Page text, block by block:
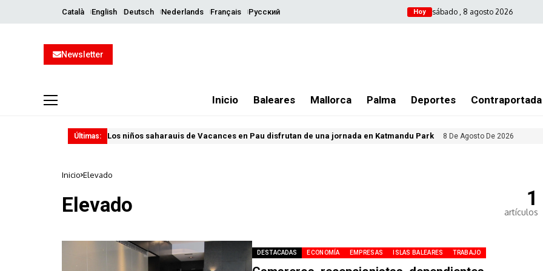
Català English Deutsch Nederlands Français Русский Hoy sábado , 8 agosto 2026
Newsletter
Inicio Baleares Mallorca Palma Deportes Contraportada
Últimas: Los niños saharauis de Vacances en Pau disfrutan de una jornada en Katmandu Park 8 De Agosto De 2026
Inicio Elevado
Elevado 1
artículos
DESTACADAS ECONOMÍA EMPRESAS ISLAS BALEARES TRABAJO